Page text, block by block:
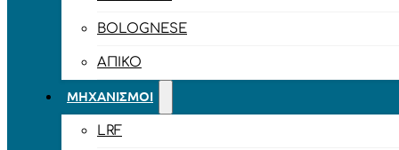
BOLOGNESE
ΑΠΊΚΟ
ΜΗΧΑΝΙΣΜΟΊ
LRF